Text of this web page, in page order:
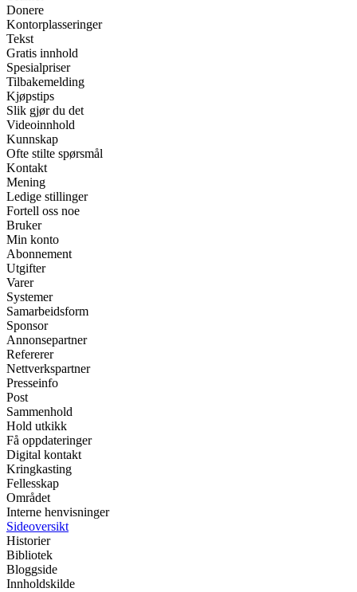
Donere
Kontorplasseringer
Tekst
Gratis innhold
Spesialpriser
Tilbakemelding
Kjøpstips
Slik gjør du det
Videoinnhold
Kunnskap
Ofte stilte spørsmål
Kontakt
Mening
Ledige stillinger
Fortell oss noe
Bruker
Min konto
Abonnement
Utgifter
Varer
Systemer
Samarbeidsform
Sponsor
Annonsepartner
Refererer
Nettverkspartner
Presseinfo
Post
Sammenhold
Hold utkikk
Få oppdateringer
Digital kontakt
Kringkasting
Fellesskap
Området
Interne henvisninger
Sideoversikt
Historier
Bibliotek
Bloggside
Innholdskilde